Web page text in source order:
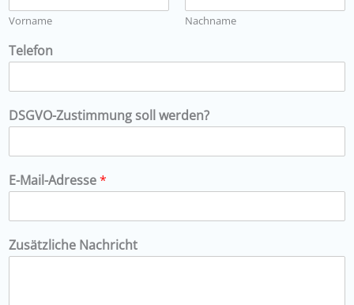
Vorname Nachname
Telefon
DSGVO-Zustimmung soll werden?
E-Mail-Adresse*
Zusätzliche Nachricht